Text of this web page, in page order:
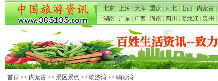
北京 上海 天津 重庆 河北 山西 内蒙古
湖南
广东 广西 海南 四川 黑龙江 贵州
首页 >> 内蒙古 >> 景区景点 >> 响沙湾 >> 响沙湾